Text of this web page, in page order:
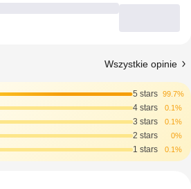
Wszystkie opinie
5 stars 99.7%
4 stars 0.1%
3 stars 0.1%
2 stars 0%
1 stars 0.1%